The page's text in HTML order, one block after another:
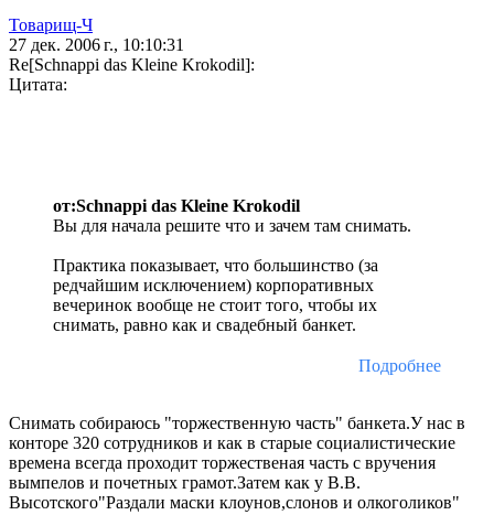
Товарищ-Ч
27 дек. 2006 г., 10:10:31
Re[Schnappi das Kleine Krokodil]:
Цитата:
от:Schnappi das Kleine Krokodil
Вы для начала решите что и зачем там снимать.
Практика показывает, что большинство (за
редчайшим исключением) корпоративных
вечеринок вообще не стоит того, чтобы их
снимать, равно как и свадебный банкет.
Подробнее
Снимать собираюсь "торжественную часть" банкета.У нас в
конторе 320 сотрудников и как в старые социалистические
времена всегда проходит торжественая часть с вручения
вымпелов и почетных грамот.Затем как у В.В.
Высотского"Раздали маски клоунов,слонов и олкоголиков"